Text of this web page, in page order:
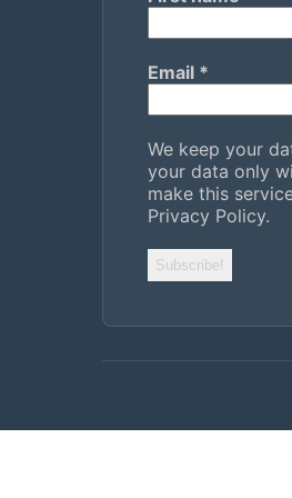
Email *
We keep your
your data only
make this
Privacy Policy.